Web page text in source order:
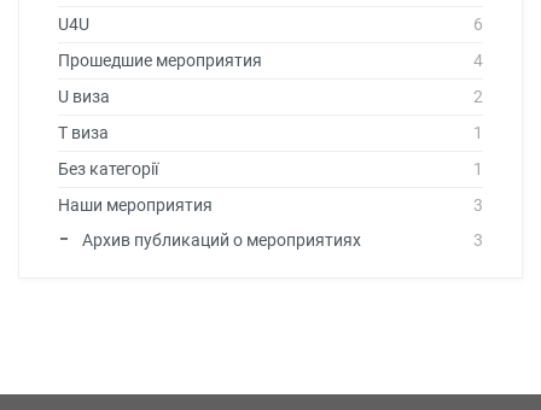
U4U
6
Прошедшие мероприятия
4
U виза
2
T виза
1
Без категорії
1
Наши мероприятия
3
Архив публикаций о мероприятиях
3